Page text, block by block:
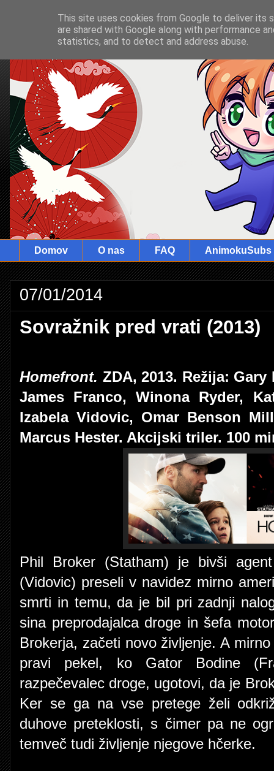
Domov O nas FAQ AnimokuSubs
07/01/2014
Sovražnik pred vrati (2013)
Homefront. ZDA, 2013. Režija:
James Franco, Winona Ryder,
Izabela Vidovic, Omar Benson
Marcus Hester. Akcijski triler. 100
Phil Broker (Statham) je bivši
(Vidovic) preseli v navidez mirno
smrti in temu, da je bil pri zadnji
sina preprodajalca droge in šefa
Brokerja, začeti novo življenje. A
pravi pekel, ko Gator Bodine
razpečevalec droge, ugotovi, da je
Ker se ga na vse pretege želi
duhove preteklosti, s čimer pa ne
temveč tudi življenje njegove hčerke.
This site uses cookies from Google to deliver its
are shared with Google along with performance
statistics, and to detect and address abuse.